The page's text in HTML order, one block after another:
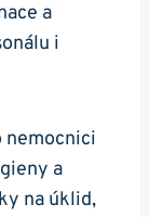
a
i
nemocnici
a
na úklid,